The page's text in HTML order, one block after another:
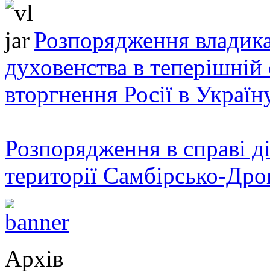
Розпорядження
духовенства в теперішній
вторгнення Росії в
Розпорядження в справі
території Самбірсько-
Архів